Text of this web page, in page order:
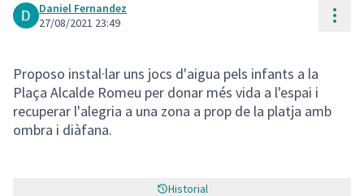
Daniel Fernandez
27/08/2021 23:49
Proposo instal·lar uns jocs d'aigua pels infants a la
Plaça Alcalde Romeu per donar més vida a l'espai i
recuperar l'alegria a una zona a prop de la platja amb
ombra i diàfana.
Historial